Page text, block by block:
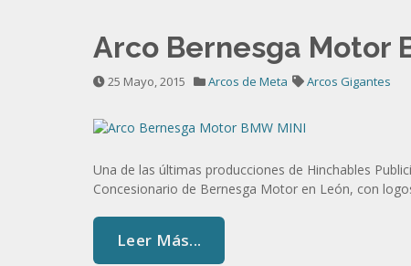
Arco Bernesga Motor
25 Mayo, 2015 Arcos de Meta Arcos Gigantes
Una de las últimas producciones de Hinchables
Concesionario de Bernesga Motor en León, con
Leer Más...